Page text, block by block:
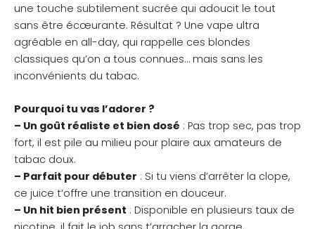
une touche subtilement sucrée qui adoucit le tout
sans être écœurante. Résultat ? Une vape ultra
agréable en all-day, qui rappelle ces blondes
classiques qu’on a tous connues… mais sans les
inconvénients du tabac.
Pourquoi tu vas l’adorer ?
– Un goût réaliste et bien dosé : Pas trop sec, pas trop
fort, il est pile au milieu pour plaire aux amateurs de
tabac doux.
– Parfait pour débuter : Si tu viens d’arrêter la clope,
ce juice t’offre une transition en douceur.
– Un hit bien présent : Disponible en plusieurs taux de